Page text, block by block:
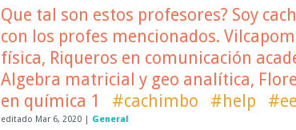
Que tal son estos profesores? Soy
con los profes mencionados.
física, Riqueros en comunicación
Algebra matricial y geo analítica,
en química 1
#cachimbo #help
editado Mar 6, 2020 General